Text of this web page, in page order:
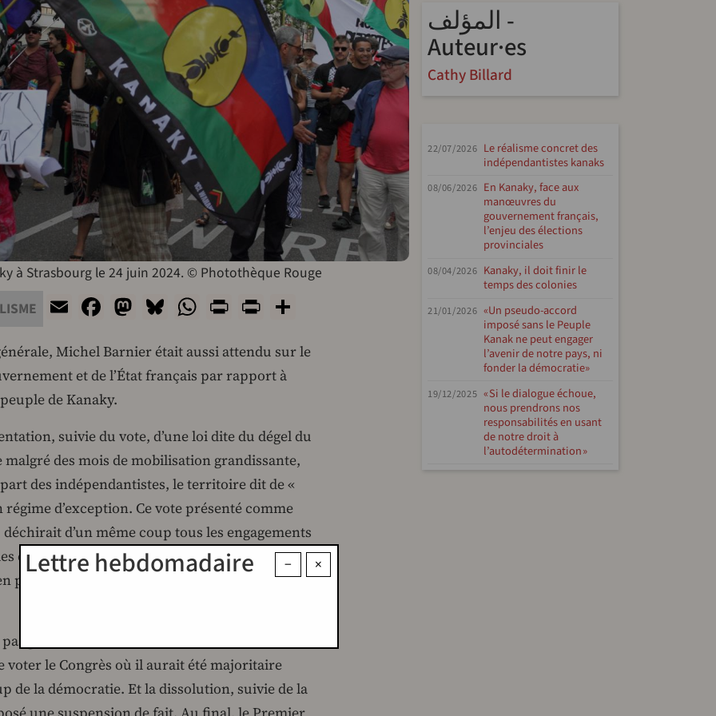
à Strasbourg le 24 juin 2024. © Photothèque Rouge
EmailFacebook
Mastodon
Bluesky
WhatsApp
PrintPrintFriendly
Michel Barnier était aussi attendu sur le
et de l’État français par rapport à
de Kanaky.
suivie du vote, d’une loi dite du dégel du
des mois de mobilisation grandissante,
des indépendantistes, le territoire dit de «
d’exception. Ce vote présenté comme
d’un même coup tous les engagements
espoirs populaires des Kanak de décider
pleine indépendance des intérêts de
permis à Macron d’aller au bout de sa
voter le Congrès où il aurait été majoritaire
de la démocratie. Et la dissolution, suivie de la
×
−
Lettre hebdomadaire
المؤلف -
Auteur·es
Cathy Billard
22/07/2026 Le réalisme concret des
indépendantistes kanaks
08/06/2026 En Kanaky, face aux
manœuvres du
gouvernement français,
l’enjeu des élections
provinciales
08/04/2026 Kanaky, il doit finir le
temps des colonies
21/01/2026 «Un pseudo-accord
imposé sans le Peuple
Kanak ne peut engager
l’avenir de notre pays, ni
fonder la démocratie»
19/12/2025 « Si le dialogue échoue,
nous prendrons nos
responsabilités en usant
de notre droit à
l’autodétermination »